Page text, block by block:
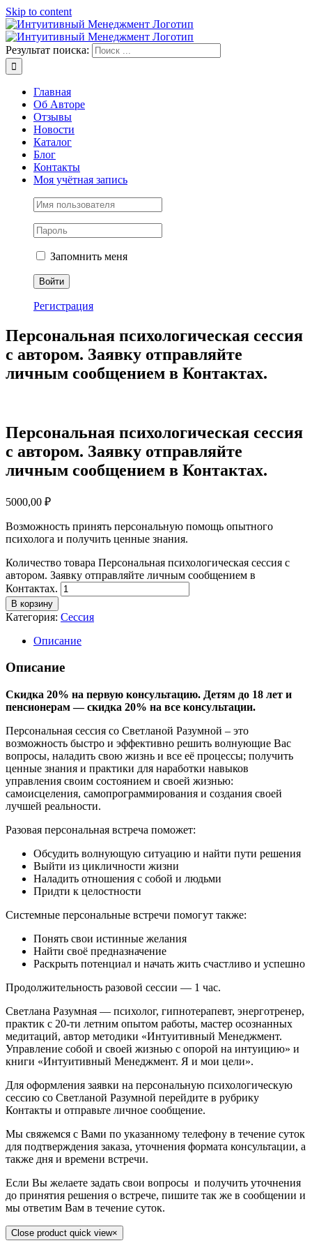
Skip to content
Результат поиска:
Главная
Об Авторе
Отзывы
Новости
Каталог
Блог
Контакты
Моя учётная запись
Запомнить меня
Регистрация
Персональная психологическая сессия
с автором. Заявку отправляйте
личным сообщением в Контактах.
Персональная психологическая сессия
с автором. Заявку отправляйте
личным сообщением в Контактах.
5000,00 ₽
Возможность принять персональную помощь опытного
психолога и получить ценные знания.
Количество товара Персональная психологическая сессия с
автором. Заявку отправляйте личным сообщением в
Контактах.
В корзину
Категория: Сессия
Описание
Описание
Скидка 20% на первую консультацию. Детям до 18 лет и
пенсионерам — скидка 20% на все консультации.
Персональная сессия со Светланой Разумной – это
возможность быстро и эффективно решить волнующие Вас
вопросы, наладить свою жизнь и все её процессы; получить
ценные знания и практики для наработки навыков
управления своим состоянием и своей жизнью:
самоисцеления, самопрограммирования и создания своей
лучшей реальности.
Разовая персональная встреча поможет:
Обсудить волнующую ситуацию и найти пути решения
Выйти из цикличности жизни
Наладить отношения с собой и людьми
Придти к целостности
Системные персональные встречи помогут также:
Понять свои истинные желания
Найти своё предназначение
Раскрыть потенциал и начать жить счастливо и успешно
Продолжительность разовой сессии — 1 час.
Светлана Разумная — психолог, гипнотерапевт, энерготренер,
практик с 20-ти летним опытом работы, мастер осознанных
медитаций, автор методики «Интуитивный Менеджмент.
Управление собой и своей жизнью с опорой на интуицию» и
книги «Интуитивный Менеджмент. Я и мои цели».
Для оформления заявки на персональную психологическую
сессию со Светланой Разумной перейдите в рубрику
Контакты и отправьте личное сообщение.
Мы свяжемся с Вами по указанному телефону в течение суток
для подтверждения заказа, уточнения формата консультации, а
также дня и времени встречи.
Если Вы желаете задать свои вопросы и получить уточнения
до принятия решения о встрече, пишите так же в сообщении и
мы ответим Вам в течение суток.
Close product quick view×